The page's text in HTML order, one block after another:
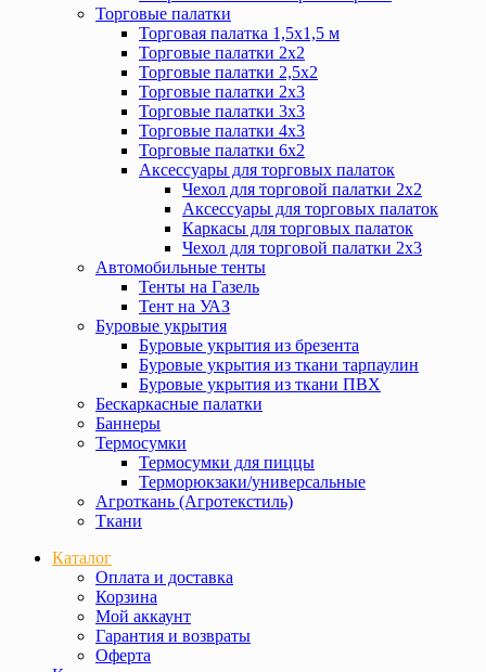
Торговые палатки
Торговая палатка 1,5х1,5 м
Торговые палатки 2х2
Торговые палатки 2,5х2
Торговые палатки 2х3
Торговые палатки 3х3
Торговые палатки 4х3
Торговые палатки 6х2
Аксессуары для торговых палаток
Чехол для торговой палатки 2х2
Аксессуары для торговых палаток
Каркасы для торговых палаток
Чехол для торговой палатки 2х3
Автомобильные тенты
Тенты на Газель
Тент на УАЗ
Буровые укрытия
Буровые укрытия из брезента
Буровые укрытия из ткани тарпаулин
Буровые укрытия из ткани ПВХ
Бескаркасные палатки
Баннеры
Термосумки
Термосумки для пиццы
Терморюкзаки/универсальные
Агроткань (Агротекстиль)
Ткани
Каталог
Оплата и доставка
Корзина
Мой аккаунт
Гарантия и возвраты
Оферта